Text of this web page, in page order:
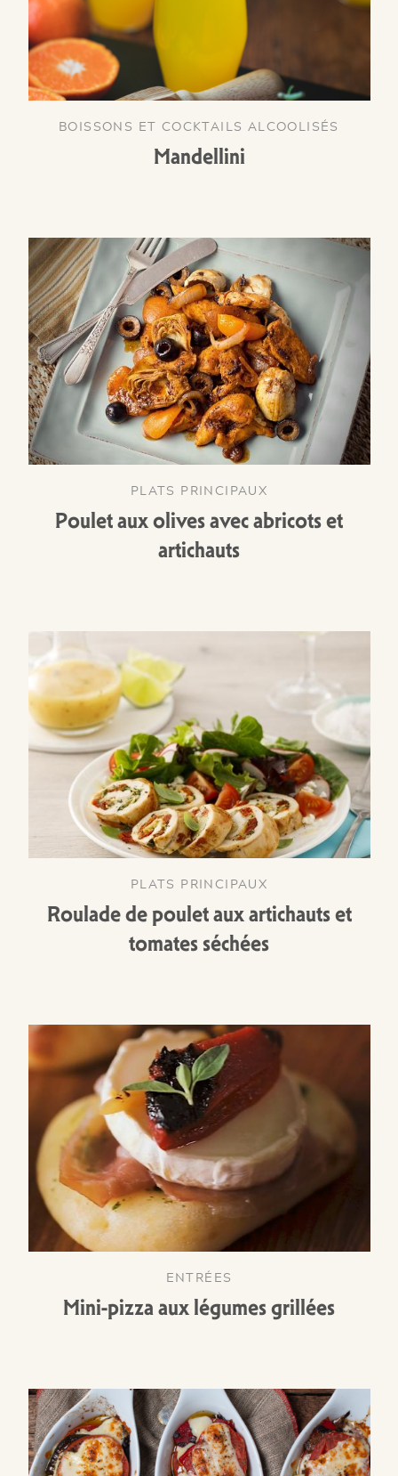
BOISSONS ET COCKTAILS ALCOOLISÉS
Mandellini
PLATS PRINCIPAUX
Poulet aux olives avec abricots et
artichauts
PLATS PRINCIPAUX
Roulade de poulet aux artichauts et
tomates séchées
ENTRÉES
Mini-pizza aux légumes grillées